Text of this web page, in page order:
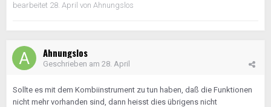
bearbeitet 28. April von Ahnungslos
Ahnungslos
Geschrieben am 28. April
Sollte es mit dem Kombiinstrument zu tun haben, daß die Funktionen
nicht mehr vorhanden sind, dann heisst dies übrigens nicht